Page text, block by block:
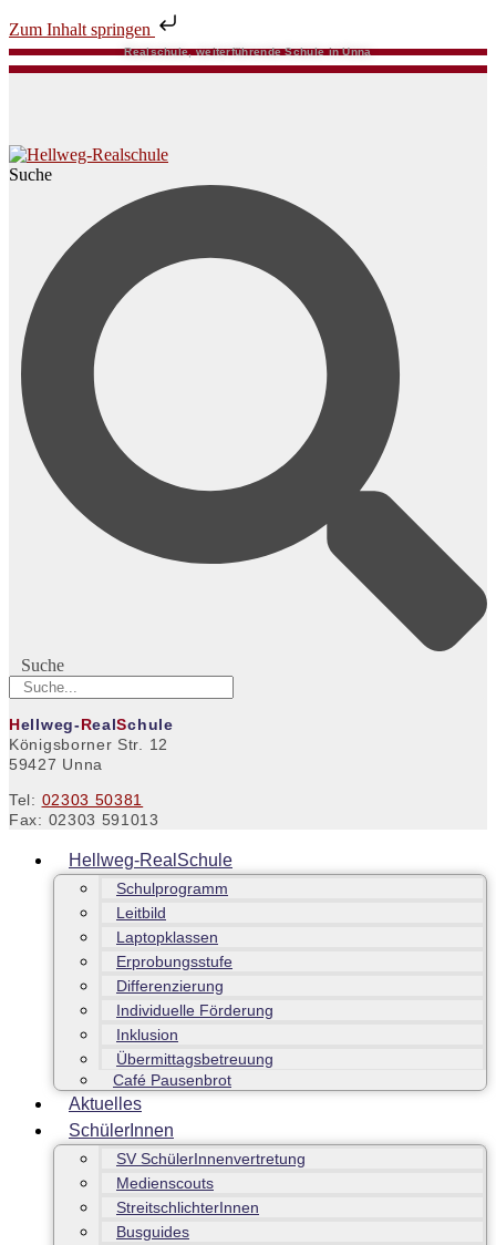
Zum Inhalt springen
Realschule, weiterführende Schule in Unna
Suche
Suche
Hellweg-RealSchule
Königsborner Str. 12
59427 Unna
Tel: 02303 50381
Fax: 02303 591013
Hellweg-RealSchule
Schulprogramm
Leitbild
Laptopklassen
Erprobungsstufe
Differenzierung
Individuelle Förderung
Inklusion
Übermittagsbetreuung
Café Pausenbrot
Aktuelles
SchülerInnen
SV SchülerInnenvertretung
Medienscouts
StreitschlichterInnen
Busguides